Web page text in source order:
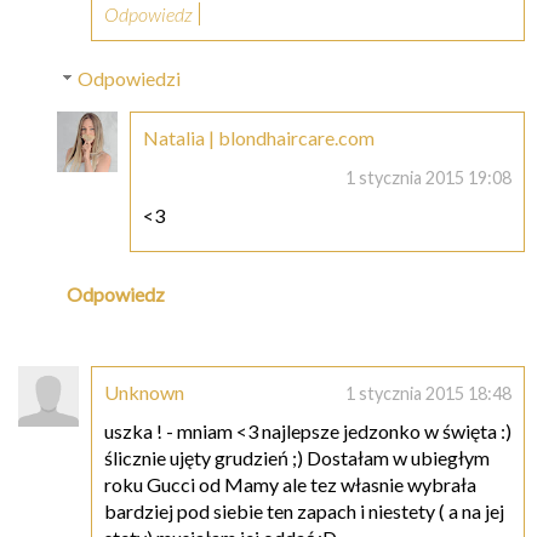
Odpowiedz
Odpowiedzi
Natalia | blondhaircare.com
1 stycznia 2015 19:08
<3
Odpowiedz
Unknown 1 stycznia 2015 18:48
uszka ! - mniam <3 najlepsze jedzonko w święta :)
ślicznie ujęty grudzień ;) Dostałam w ubiegłym
roku Gucci od Mamy ale tez własnie wybrała
bardziej pod siebie ten zapach i niestety ( a na jej